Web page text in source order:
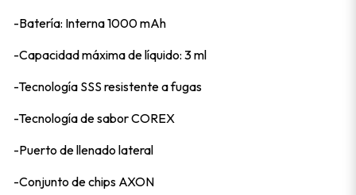
-Batería: Interna 1000 mAh
-Capacidad máxima de líquido: 3 ml
-Tecnología SSS resistente a fugas
-Tecnología de sabor COREX
-Puerto de llenado lateral
-Conjunto de chips AXON